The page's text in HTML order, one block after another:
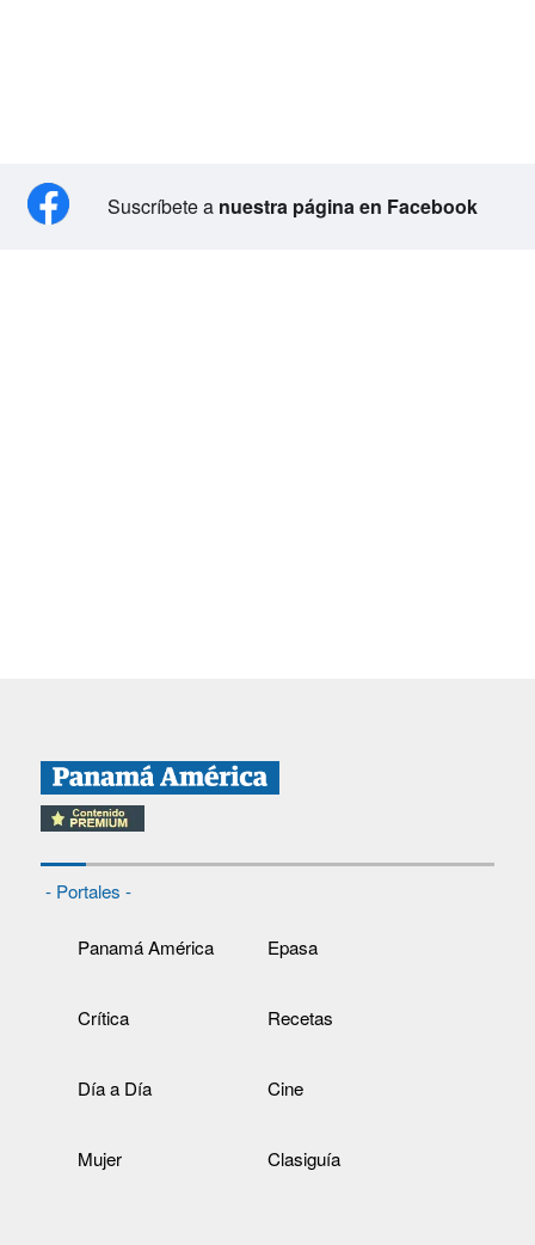
Suscríbete a nuestra página en Facebook
- Portales -
Panamá América Epasa
Crítica Recetas
Día a Día Cine
Mujer Clasiguía